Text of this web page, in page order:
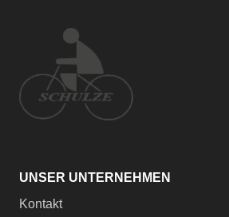
UNSER UNTERNEHMEN
Kontakt